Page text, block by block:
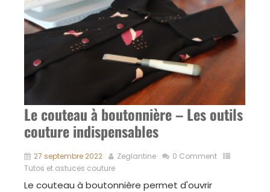
Le couteau à boutonnière – Les outils
couture indispensables
27 septembre 2022 Zeglantine
0 Comment
Tutos et astuces couture
Le couteau à boutonnière permet d'ouvrir